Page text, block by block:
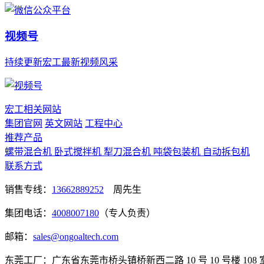
视频号
持续更新宏工最新视频风采
宏工相关网站
集团官网 英文网站 工程中心
推荐产品
螺带混合机 卧式搅拌机 犁刀混合机 吨袋包装机 自动拆包机
联系方式
销售专线： 13662889252 周先生
集团电话： 4008007180 （专人负责）
邮箱： sales@ongoaltech.com
东莞工厂：广东省东莞市桥头镇桥新西二路 10 号 10 号楼 108